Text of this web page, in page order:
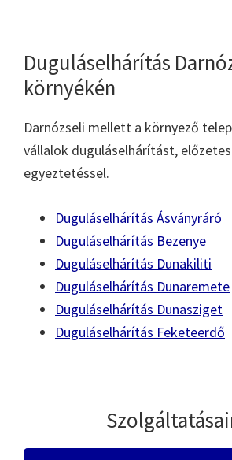
Duguláselhárítás
környékén
Darnózseli mellett a környező
vállalok duguláselhárítást,
egyeztetéssel.
Duguláselhárítás Ásványráró
Duguláselhárítás Bezenye
Duguláselhárítás Dunakiliti
Duguláselhárítás Dunaremete
Duguláselhárítás Dunasziget
Duguláselhárítás Feketeerdő